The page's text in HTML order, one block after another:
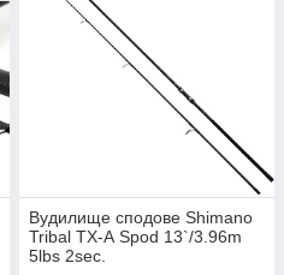
Вудилище сподове Shimano
Tribal TX-А Spod 13`/3.96m
5lbs 2sec.